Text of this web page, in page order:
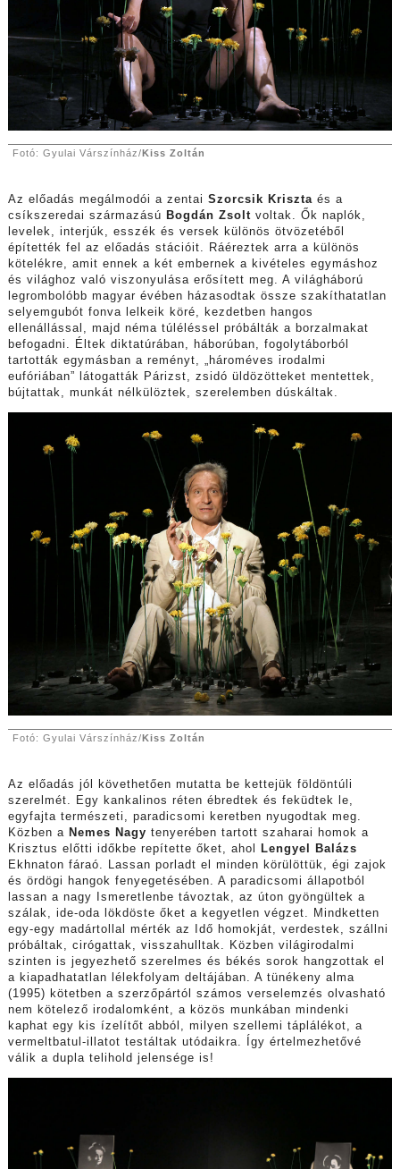
Fotó: Gyulai Várszínház/Kiss Zoltán
Az előadás megálmodói a zentai Szorcsik Krisztaés a
csíkszeredai származású Bogdán Zsoltvoltak. Ők naplók,
levelek, interjúk, esszék és versek különös ötvözetéből
építették fel az előadás stációit. Ráéreztek arra a különös
kötelékre, amit ennek a két embernek a kivételes egymáshoz
és világhoz való viszonyulása erősített meg. A világháború
legrombolóbb magyar évében házasodtak össze szakíthatatlan
selyemgubót fonva lelkeik köré, kezdetben hangos
ellenállással, majd néma túléléssel próbálták a borzalmakat
befogadni. Éltek diktatúrában, háborúban, fogolytáborból
tartották egymásban a reményt, „hároméves irodalmi
eufóriában” látogatták Párizst, zsidó üldözötteket mentettek,
bújtattak, munkát nélkülöztek, szerelemben dúskáltak.
Fotó: Gyulai Várszínház/Kiss Zoltán
Az előadás jól követhetően mutatta be kettejük földöntúli
szerelmét. Egy kankalinos réten ébredtek és feküdtek le,
egyfajta természeti, paradicsomi keretben nyugodtak meg.
Közben a Nemes Nagy tenyerében tartott szaharai homok a
Krisztus előtti időkbe repítette őket, ahol
Lengyel Balázs
Ekhnaton fáraó. Lassan porladt el minden körülöttük, égi zajok
és ördögi hangok fenyegetésében. A paradicsomi állapotból
lassan a nagy Ismeretlenbe távoztak, az úton gyöngültek a
szálak, ide-oda lökdöste őket a kegyetlen végzet. Mindketten
egy-egy madártollal mérték az Idő homokját, verdestek, szállni
próbáltak, cirógattak, visszahulltak. Közben világirodalmi
szinten is jegyezhető szerelmes és békés sorok hangzottak el
a kiapadhatatlan lélekfolyam deltájában. A tünékeny alma
(1995) kötetben a szerzőpártól számos verselemzés olvasható
nem kötelező irodalomként, a közös munkában mindenki
kaphat egy kis ízelítőt abból, milyen szellemi táplálékot, a
vermeltbatul-illatot testáltak utódaikra. Így értelmezhetővé
válik a dupla telihold jelensége is!